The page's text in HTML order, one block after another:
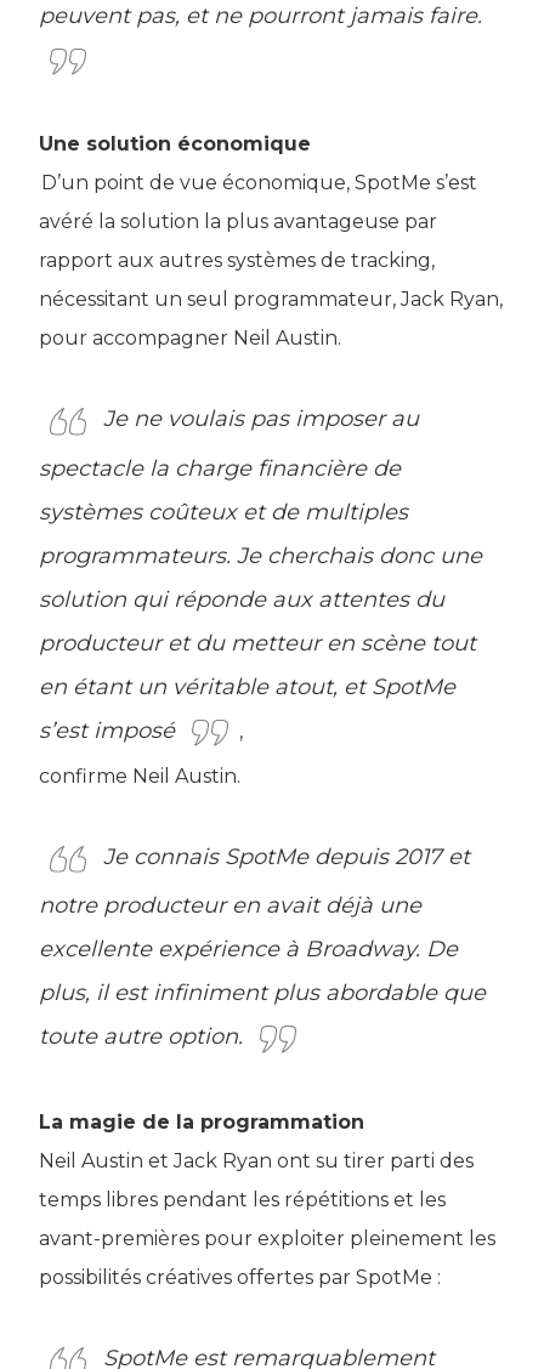
peuvent pas, et ne pourront jamais faire.
Une solution économique
D’un point de vue économique, SpotMe s’est
avéré la solution la plus avantageuse par
rapport aux autres systèmes de tracking,
nécessitant un seul programmateur, Jack Ryan,
pour accompagner Neil Austin.
Je ne voulais pas imposer au
spectacle la charge financière de
systèmes coûteux et de multiples
programmateurs. Je cherchais donc une
solution qui réponde aux attentes du
producteur et du metteur en scène tout
en étant un véritable atout, et SpotMe
s’est imposé
,
confirme Neil Austin.
Je connais SpotMe depuis 2017 et
notre producteur en avait déjà une
excellente expérience à Broadway. De
plus, il est infiniment plus abordable que
toute autre option.
La magie de la programmation
Neil Austin et Jack Ryan ont su tirer parti des
temps libres pendant les répétitions et les
avant-premières pour exploiter pleinement les
possibilités créatives offertes par SpotMe :
SpotMe est remarquablement